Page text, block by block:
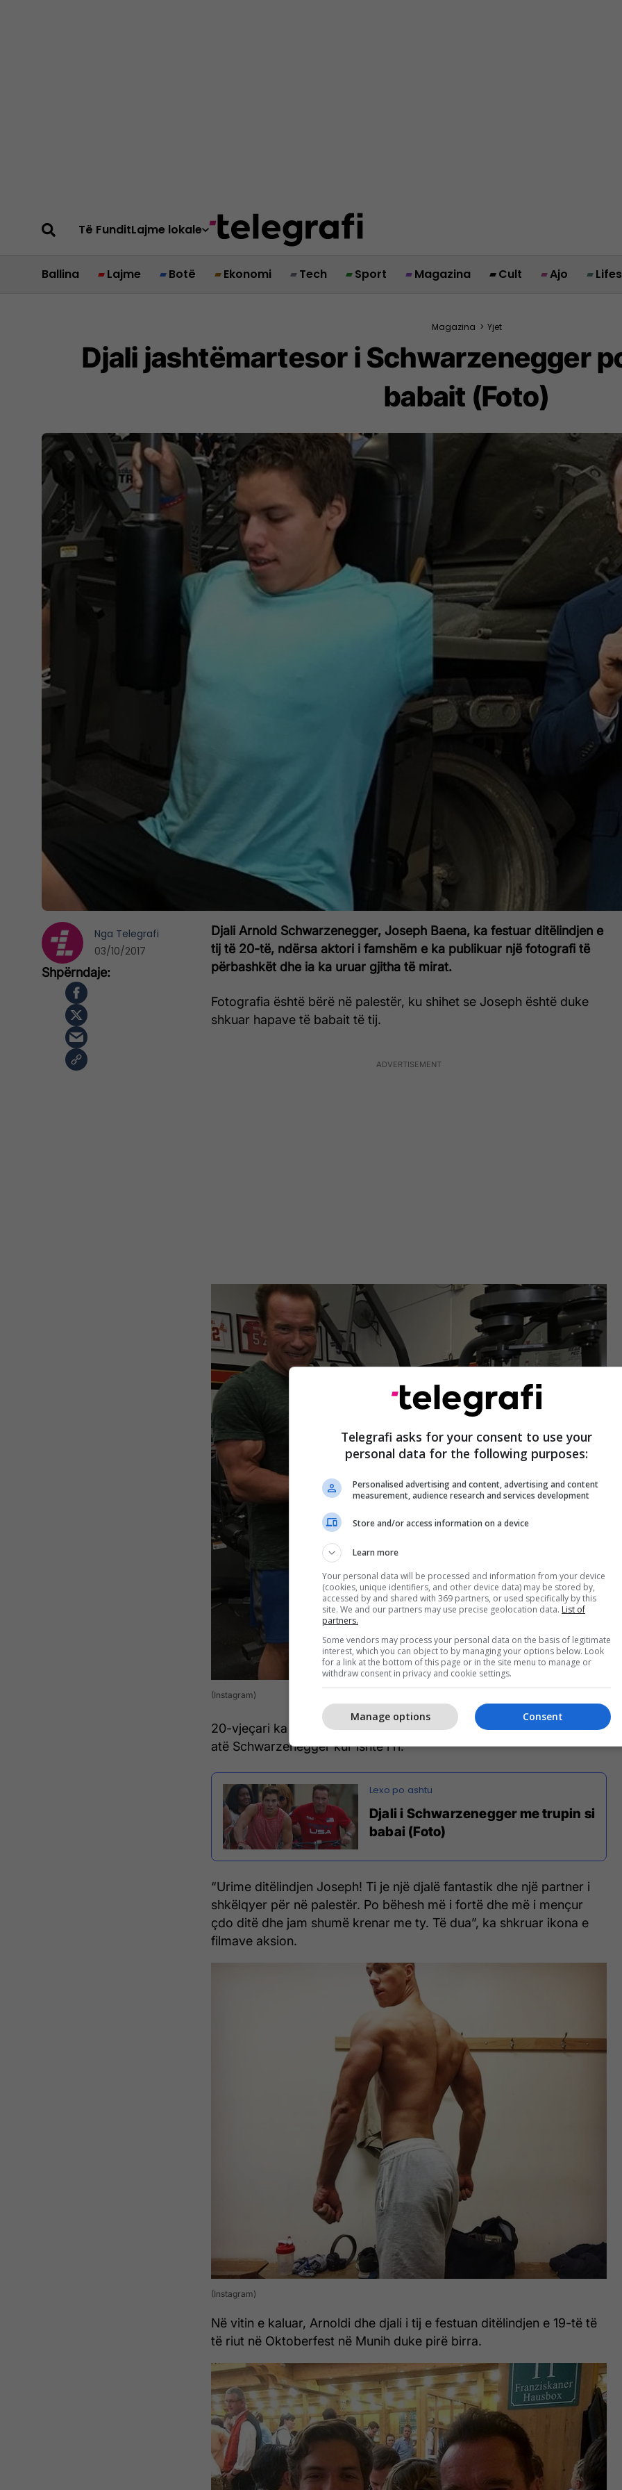
Të FunditLajme lokale
Ballina Lajme Botë Ekonomi Tech Sport Magazina Cult Ajo
Magazina > Yjet
Djali jashtëmartesor i Schwarzenegger
babait (Foto)
Djali Arnold Schwarzenegger, Joseph Baena, ka festuar ditëlindjen e
tij të 20-të, ndërsa aktori i famshëm e ka publikuar një fotografi të
përbashkët dhe ia ka uruar gjitha të mirat.
Fotografia është bërë në palestër, ku shihet se Joseph është duke
shkuar hapave të babait të tij.
(Instagram)
20-vjeçari ka një trup mirë të formësuar dhe një fizik që ngjan me
atë Schwarzenegger kur ishte i ri.
Djali i Schwarzenegger me trupin si
babai (Foto)
“Urime ditëlindjen Joseph! Ti je një djalë fantastik dhe një partner i
shkëlqyer për në palestër. Po bëhesh më i fortë dhe më i mençur
çdo ditë dhe jam shumë krenar me ty. Të dua”, ka shkruar ikona e
filmave aksion.
(Instagram)
Në vitin e kaluar, Arnoldi dhe djali i tij e festuan ditëlindjen e 19-të të
të riut në Oktoberfest në Munih duke pirë birra.
Nga Telegrafi
03/10/2017
Telegrafi asks for your consent to use your
personal data for the following purposes:
Personalised advertising and content, advertising and content
measurement, audience research and services development
Store and/or access information on a device
Learn more
Your personal data will be processed and information from your device
(cookies, unique identifiers, and other device data) may be stored by,
accessed by and shared with 369 partners, or used specifically by this
site. We and our partners may use precise geolocation data. List of
partners.
Some vendors may process your personal data on the basis of legitimate
interest, which you can object to by managing your options below. Look
for a link at the bottom of this page or in the site menu to manage or
withdraw consent in privacy and cookie settings.
Consent
Manage options